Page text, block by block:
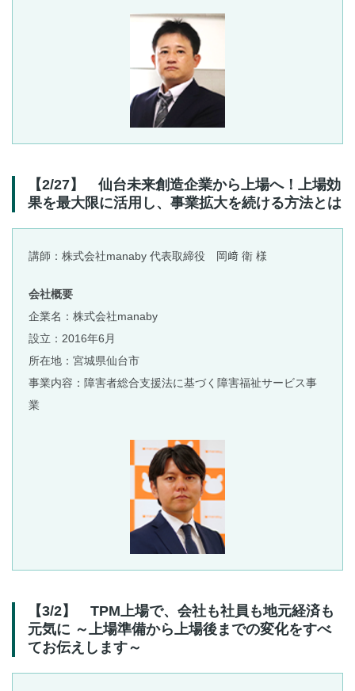
【2/27】 仙台未来創造企業から上場へ！上場効
果を最大限に活用し、事業拡大を続ける方法とは
講師：株式会社manaby 代表取締役 岡﨑 衛 様
会社概要
企業名：株式会社manaby
設立：2016年6月
所在地：宮城県仙台市
事業内容：障害者総合支援法に基づく障害福祉サービス事
業
【3/2】 TPM上場で、会社も社員も地元経済も
元気に ～上場準備から上場後までの変化をすべ
てお伝えします～